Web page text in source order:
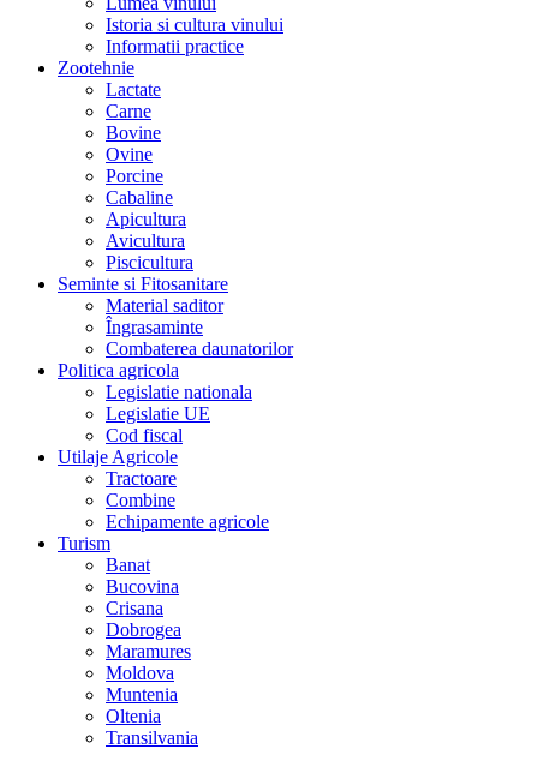
Istoria si cultura vinului
Informatii practice
Zootehnie
Lactate
Carne
Bovine
Ovine
Porcine
Cabaline
Apicultura
Avicultura
Piscicultura
Seminte si Fitosanitare
Material saditor
Îngrasaminte
Combaterea daunatorilor
Politica agricola
Legislatie nationala
Legislatie UE
Cod fiscal
Utilaje Agricole
Tractoare
Combine
Echipamente agricole
Turism
Banat
Bucovina
Crisana
Dobrogea
Maramures
Moldova
Muntenia
Oltenia
Transilvania